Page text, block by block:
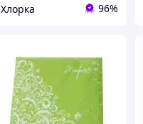
Хлорка 96%